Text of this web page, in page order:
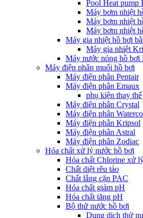
Pool Heat pump
Máy bơm nhiệt
Máy bơm nhiệt
Máy bơm nhiệt
Máy gia nhiệt hồ bơi
Máy gia nhiệt
Máy nước nóng hồ bơi
Máy điện phân muối hồ bơi
Máy điện phân Pentair
Máy điện phân Emaux
phụ kiện thay thế
Máy điện phân Crystal
Máy điện phân Waterco
Máy điện phân Kripsol
Máy điện phân Astral
Máy điện phân Zodiac
Hóa chất xử lý nước hồ bơi
Hóa chất Chlorine xử
Chất diệt rêu tảo
Chất lắng cặn PAC
Hóa chất giảm pH
Hóa chất tăng pH
Bộ thử nước hồ bơi
Dung dịch thử